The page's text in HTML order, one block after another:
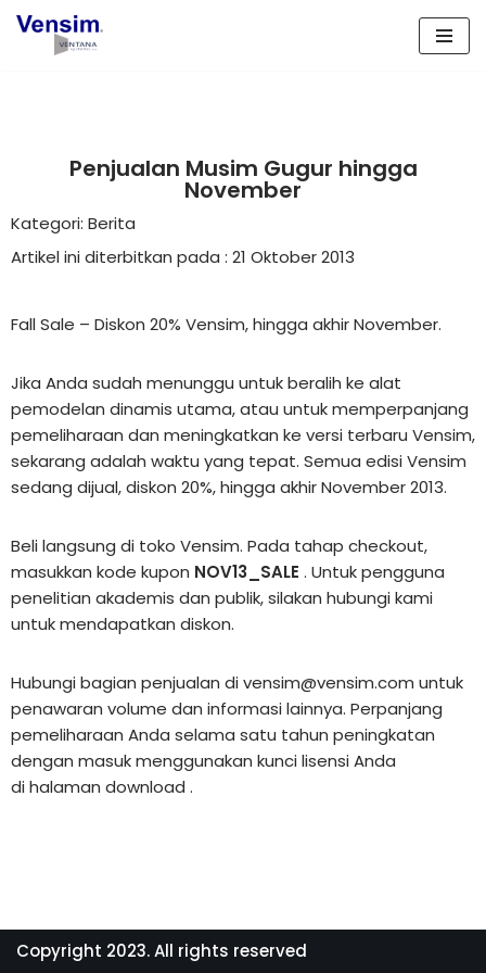
Lompat
Penjualan Musim Gugur hingga
November
Kategori: Berita
Artikel ini diterbitkan pada : 21 Oktober 2013
Fall Sale – Diskon 20% Vensim, hingga akhir November.
Jika Anda sudah menunggu untuk beralih ke alat
pemodelan dinamis utama, atau untuk memperpanjang
pemeliharaan dan meningkatkan ke versi terbaru Vensim,
sekarang adalah waktu yang tepat. Semua edisi Vensim
sedang dijual, diskon 20%, hingga akhir November 2013.
Beli langsung di toko Vensim. Pada tahap checkout,
masukkan kode kupon NOV13_SALE . Untuk pengguna
penelitian akademis dan publik, silakan hubungi kami
untuk mendapatkan diskon.
Hubungi bagian penjualan di vensim@vensim.com untuk
penawaran volume dan informasi lainnya. Perpanjang
pemeliharaan Anda selama satu tahun peningkatan
dengan masuk menggunakan kunci lisensi Anda
dihalaman download .
Copyright 2023. All rights reserved